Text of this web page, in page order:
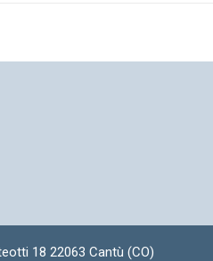
18 22063 Cantù (CO)